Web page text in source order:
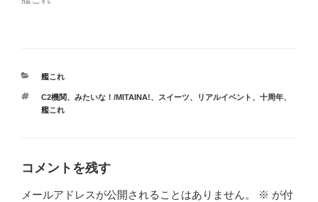
カ
ゴ
リ
艦これ
タ
グ
C2機関、 みたいな！/MITAINA!、 スイーツ、 リアルイベント 、 十周年、
艦これ
コメントを残す
メールアドレスが公開されることはありません。 ※ が付